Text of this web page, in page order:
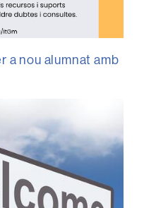
a nou alumnat amb